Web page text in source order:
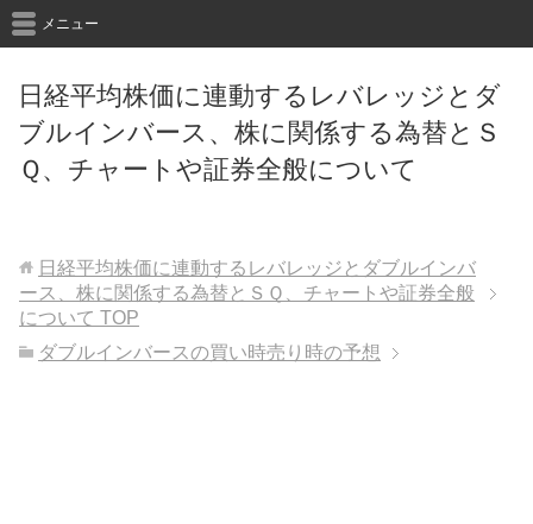
日経平均株価に連動するレバレッジとダ
ブルインバース、株に関係する為替とＳ
Ｑ、チャートや証券全般について
メニュー
日経平均株価に連動するレバレッジとダブルインバ
ース、株に関係する為替とＳＱ、チャートや証券全般
について TOP
ダブルインバースの買い時売り時の予想